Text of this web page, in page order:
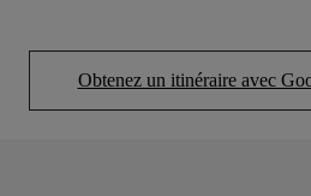
Obtenez un itinéraire avec
(Opens